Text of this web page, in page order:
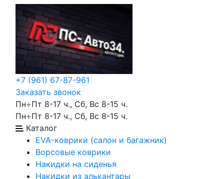
+7 (961) 67-87-961
Заказать звонок
Пн÷Пт 8-17 ч., Сб, Вс 8-15 ч.
Пн÷Пт 8-17 ч., Сб, Вс 8-15 ч.
Каталог
EVA-коврики (салон и багажник)
Ворсовые коврики
Накидки на сиденья
Накидки из алькантары